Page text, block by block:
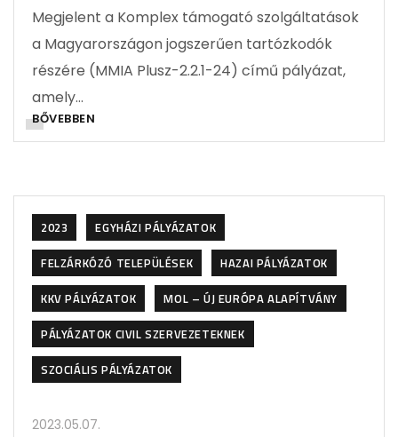
Megjelent a Komplex támogató szolgáltatások
a Magyarországon jogszerűen tartózkodók
részére (MMIA Plusz-2.2.1-24) című pályázat,
amely…
BŐVEBBEN
2023
EGYHÁZI PÁLYÁZATOK
FELZÁRKÓZÓ TELEPÜLÉSEK
HAZAI PÁLYÁZATOK
KKV PÁLYÁZATOK
MOL – ÚJ EURÓPA ALAPÍTVÁNY
PÁLYÁZATOK CIVIL SZERVEZETEKNEK
SZOCIÁLIS PÁLYÁZATOK
2023.05.07.